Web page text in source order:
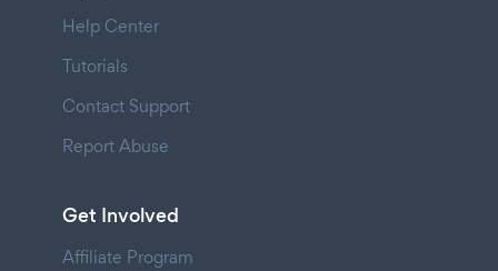
Help Center
Tutorials
Contact Support
Report Abuse
Get Involved
Affiliate Program